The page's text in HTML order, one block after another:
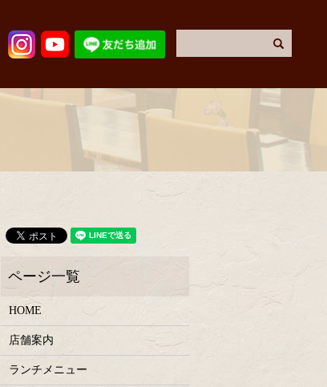
HOME
店舗案内
ランチメニュー